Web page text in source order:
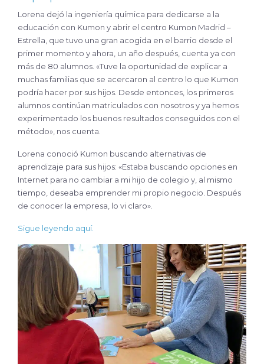
Lorena dejó la ingeniería química para dedicarse a la
educación con Kumon y abrir el centro Kumon Madrid –
Estrella, que tuvo una gran acogida en el barrio desde el
primer momento y ahora, un año después, cuenta ya con
más de 80 alumnos. «Tuve la oportunidad de explicar a
muchas familias que se acercaron al centro lo que Kumon
podría hacer por sus hijos. Desde entonces, los primeros
alumnos continúan matriculados con nosotros y ya hemos
experimentado los buenos resultados conseguidos con el
método», nos cuenta.
Lorena conoció Kumon buscando alternativas de
aprendizaje para sus hijos: «Estaba buscando opciones en
Internet para no cambiar a mi hijo de colegio y, al mismo
tiempo, deseaba emprender mi propio negocio. Después
de conocer la empresa, lo vi claro».
Sigue leyendo aquí.